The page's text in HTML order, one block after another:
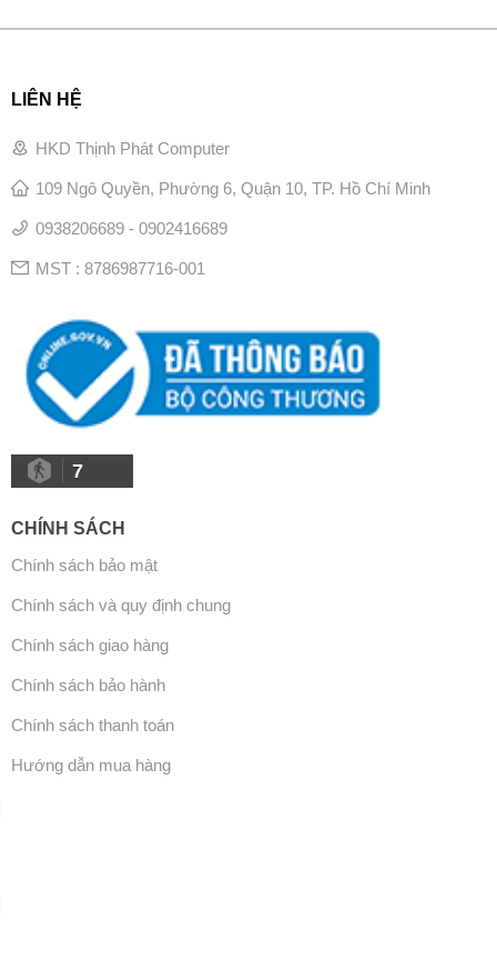
LIÊN HỆ
HKD Thịnh Phát Computer
109 Ngô Quyền, Phường 6, Quận 10, TP. Hồ Chí Minh
0938206689 - 0902416689
MST : 8786987716-001
7
CHÍNH SÁCH
Chính sách bảo mật
Chính sách và quy định chung
Chính sách giao hàng
Chính sách bảo hành
Chính sách thanh toán
Hướng dẫn mua hàng